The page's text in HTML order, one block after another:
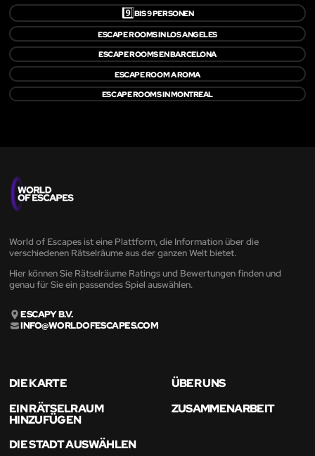
9️⃣BIS 9 PERSONEN
ESCAPE ROOMS IN LOS ANGELES
ESCAPE ROOMS EN BARCELONA
ESCAPE ROOM A ROMA
ESCAPE ROOMS IN MONTREAL
World of Escapes ist eine Plattform, die Information über die
verschiedenen Rätselräume aus der ganzen Welt bietet.
Hier können Sie Rätselräume Ratings und Bewertungen finden und
genau für Sie ein passendes Spiel auswählen.
ESCAPY B.V.
INFO@WORLDOFESCAPES.COM
DIE KARTE
ÜBER UNS
EIN RÄTSELRAUM
HINZUFÜGEN
ZUSAMMENARBEIT
DIE STADT AUSWÄHLEN